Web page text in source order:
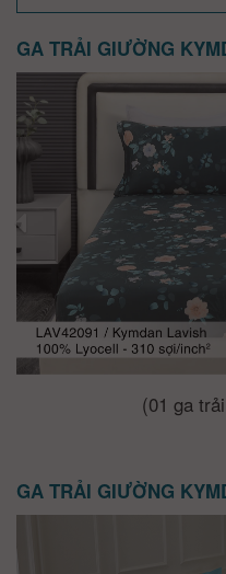
GA TRẢI GIƯỜNG
(01 ga
GA TRẢI GIƯỜNG